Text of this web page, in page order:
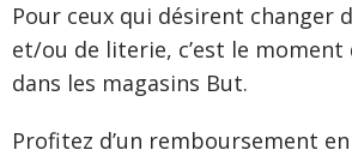
Pour ceux qui désirent changer
et/ou de literie, c’est le
dans les magasins But.
Profitez d’un remboursement